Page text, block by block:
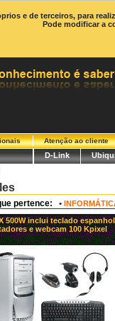
e de terceiros, para
Pode modificar a
Atenção ao cliente
D-Link
pertence: •
500W inclui teclado
e webcam 100 Kpixel